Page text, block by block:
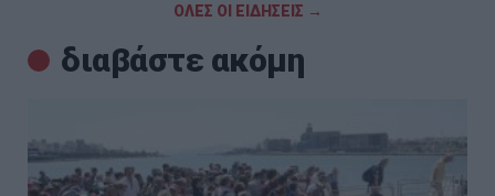
ΟΛΕΣ ΟΙ ΕΙΔΗΣΕΙΣ →
διαβάστε ακόμη